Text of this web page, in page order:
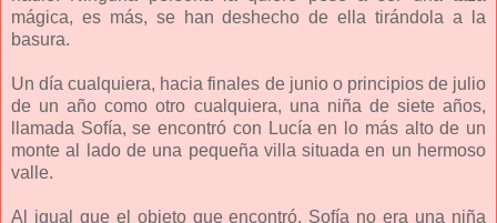
mágica, es más, se han deshecho de ella tirándola a la
basura.
Un día cualquiera, hacia finales de junio o principios de julio
de un año como otro cualquiera, una niña de siete años,
llamada Sofía, se encontró con Lucía en lo más alto de un
monte al lado de una pequeña villa situada en un hermoso
valle.
Al igual que el objeto que encontró, Sofía no era una niña